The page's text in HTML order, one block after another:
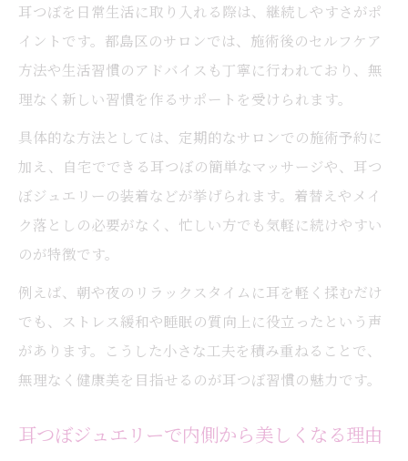
耳つぼを日常生活に取り入れる際は、継続しやすさがポ
イントです。都島区のサロンでは、施術後のセルフケア
方法や生活習慣のアドバイスも丁寧に行われており、無
理なく新しい習慣を作るサポートを受けられます。
具体的な方法としては、定期的なサロンでの施術予約に
加え、自宅でできる耳つぼの簡単なマッサージや、耳つ
ぼジュエリーの装着などが挙げられます。着替えやメイ
ク落としの必要がなく、忙しい方でも気軽に続けやすい
のが特徴です。
例えば、朝や夜のリラックスタイムに耳を軽く揉むだけ
でも、ストレス緩和や睡眠の質向上に役立ったという声
があります。こうした小さな工夫を積み重ねることで、
無理なく健康美を目指せるのが耳つぼ習慣の魅力です。
耳つぼジュエリーで内側から美しくなる理由